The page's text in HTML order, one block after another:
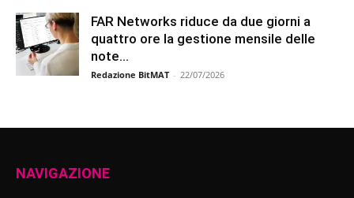
FAR Networks riduce da due giorni a
quattro ore la gestione mensile delle
note...
Redazione BitMAT - 22/07/2026
NAVIGAZIONE